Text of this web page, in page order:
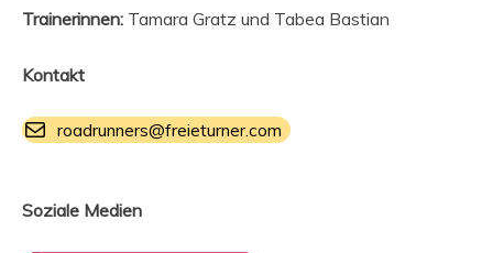
Trainerinnen: Tamara Gratz und Tabea Bastian
Kontakt
roadrunners@freieturner.com
Soziale Medien